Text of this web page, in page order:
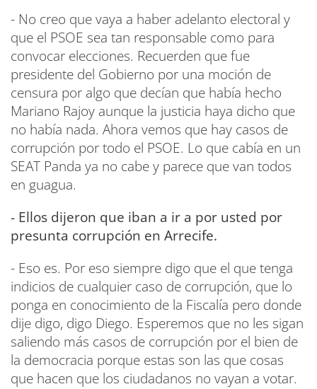
- No creo que vaya a haber adelanto electoral y
que el PSOE sea tan responsable como para
convocar elecciones. Recuerden que fue
presidente del Gobierno por una moción de
censura por algo que decían que había hecho
Mariano Rajoy aunque la justicia haya dicho que
no había nada. Ahora vemos que hay casos de
corrupción por todo el PSOE. Lo que cabía en un
SEAT Panda ya no cabe y parece que van todos
en guagua.
- Ellos dijeron que iban a ir a por usted por
presunta corrupción en Arrecife.
- Eso es. Por eso siempre digo que el que tenga
indicios de cualquier caso de corrupción, que lo
ponga en conocimiento de la Fiscalía pero donde
dije digo, digo Diego. Esperemos que no les sigan
saliendo más casos de corrupción por el bien de
la democracia porque estas son las que cosas
que hacen que los ciudadanos no vayan a votar.